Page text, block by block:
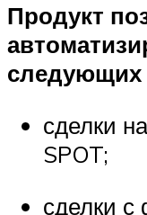
Продукт
следующих
сделки
SPOT;
сделки